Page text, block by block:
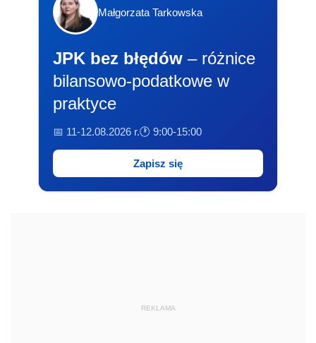
Małgorzata Tarkowska
JPK bez błędów – różnice
bilansowo-podatkowe w
praktyce
📅 11-12.08.2026 r.🕐 9:00-15:00
Zapisz się
REKLAMA